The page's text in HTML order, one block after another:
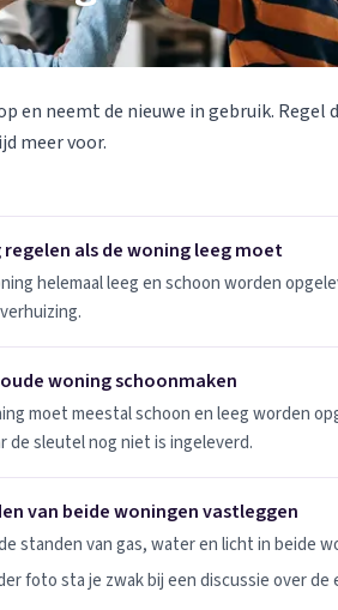
en neemt de nieuwe in gebruik. Regel
meer voor.
als de woning leeg moet afvinken
als de woning leeg moet
helemaal leeg en schoon worden
schoonmaken afvinken
woning schoonmaken
moet meestal schoon en leeg worden
de sleutel nog niet is ingeleverd.
beide woningen vastleggen afvinken
van beide woningen vastleggen
standen van gas, water en licht in beide
foto sta je zwak bij een discussie over de